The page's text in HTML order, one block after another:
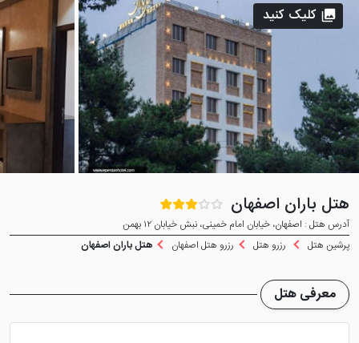
هتل باران اصفهان
آدرس هتل : اصفهان، خیابان امام خمینی، نبش خیابان ۱۲ بهمن
پرشین هتل
رزرو هتل رزرو هتل اصفهان هتل باران اصفهان
کلیک کنید
معرفی هتل